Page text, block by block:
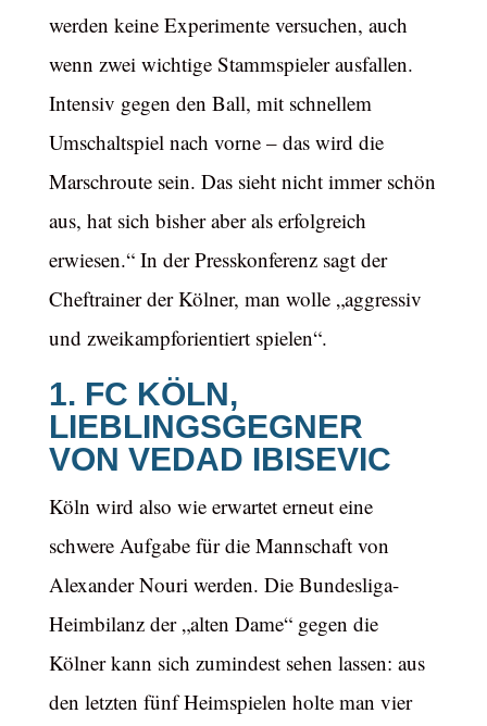
werden keine Experimente versuchen, auch
wenn zwei wichtige Stammspieler ausfallen.
Intensiv gegen den Ball, mit schnellem
Umschaltspiel nach vorne – das wird die
Marschroute sein. Das sieht nicht immer schön
aus, hat sich bisher aber als erfolgreich
erwiesen.“ In der Presskonferenz sagt der
Cheftrainer der Kölner, man wolle „aggressiv
und zweikampforientiert spielen“.
1. FC KÖLN,
LIEBLINGSGEGNER
VON VEDAD IBISEVIC
Köln wird also wie erwartet erneut eine
schwere Aufgabe für die Mannschaft von
Alexander Nouri werden. Die Bundesliga-
Heimbilanz der „alten Dame“ gegen die
Kölner kann sich zumindest sehen lassen: aus
den letzten fünf Heimspielen holte man vier